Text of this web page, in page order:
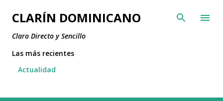
Ir al contenido principal
CLARÍN DOMINICANO
Claro Directo y Sencillo
Las más recientes
Actualidad